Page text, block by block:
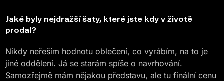
Jaké byly nejdražší šaty, které jste kdy v životě
prodal?
Nikdy neřeším hodnotu oblečení, co vyrábím, na to je
jiné oddělení. Já se starám spíše o navrhování.
Samozřejmě mám nějakou představu, ale tu finální cenu